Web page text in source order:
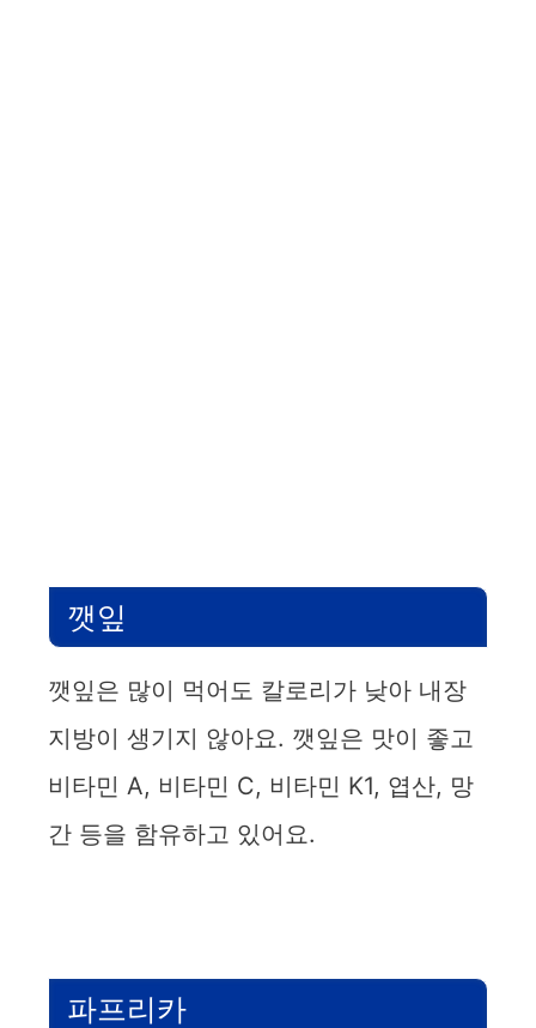
깻잎
깻잎은 많이 먹어도 칼로리가 낮아 내장
지방이 생기지 않아요. 깻잎은 맛이 좋고
비타민 A, 비타민 C, 비타민 K1, 엽산, 망
간 등을 함유하고 있어요.
파프리카